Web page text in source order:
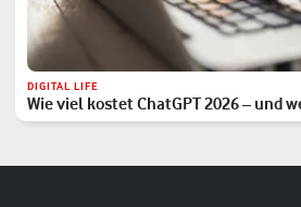
DIGITAL LIFE
Wie viel kostet ChatGPT 2026 – und